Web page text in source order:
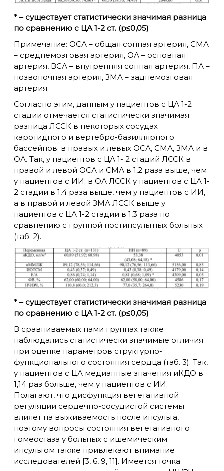
* – существует статистически значимая разница
по сравнению с ЦА 1-2 ст. (p≤0,05)
Примечание: ОСА – общая сонная артерия, СМА
– среднемозговая артерия, ОА – основная
артерия, ВСА – внутренняя сонная артерия, ПА –
позвоночная артерия, ЗМА – заднемозговая
артерия.
Согласно этим, данным у пациентов с ЦА 1-2
стадии отмечается статистически значимая
разница ЛССК в некоторых сосудах
каротидного и вертебро-базиллярного
бассейнов: в правых и левых ОСА, СМА, ЗМА и в
ОА. Так, у пациентов с ЦА 1- 2 стадий ЛССК в
правой и левой ОСА и СМА в 1,2 раза выше, чем
у пациентов с ИИ; в ОА ЛССК у пациентов с ЦА 1-
2 стадии в 1,4 раза выше, чем у пациентов с ИИ,
а в правой и левой ЗМА ЛССК выше у
пациентов с ЦА 1-2 стадии в 1,3 раза по
сравнению с группой постинсультных больных
(таб. 2).
* – существует статистически значимая разница
по сравнению с ЦА 1-2 ст. (p≤0,05)
В сравниваемых нами группах также
наблюдались статистически значимые отличия
при оценке параметров структурно-
функционального состояния сердца (таб. 3). Так,
у пациентов с ЦА медианные значения иКДО в
1,14 раз больше, чем у пациентов с ИИ.
Полагают, что дисфункция вегетативной
регуляции сердечно-сосудистой системы
влияет на выживаемость после инсульта,
поэтому вопросы состояния вегетативного
гомеостаза у больных с ишемическим
инсультом также привлекают внимание
исследователей [3, 6, 9, 11]. Имеется точка